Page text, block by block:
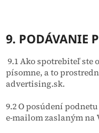
9. PODÁVANIE
9.1 Ako spotrebiteľ ste
písomne, a to
advertising.sk.
9.2 O posúdení
e-mailom zaslaným na